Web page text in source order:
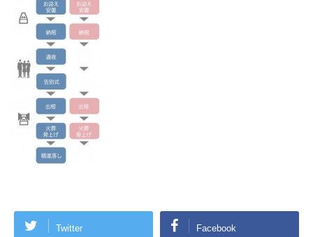
Twitter Facebook